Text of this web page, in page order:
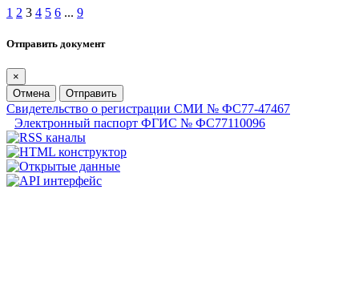
1 2 3 4 5 6 ... 9
Отправить документ
×
Отмена
Отправить
Свидетельство о регистрации СМИ № ФС77-47467
Электронный паспорт ФГИС № ФС77110096